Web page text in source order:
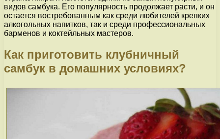
видов самбука. Его популярность продолжает расти, и он
остается востребованным как среди любителей крепких
алкогольных напитков, так и среди профессиональных
барменов и коктейльных мастеров.
Как приготовить клубничный
самбук в домашних условиях?